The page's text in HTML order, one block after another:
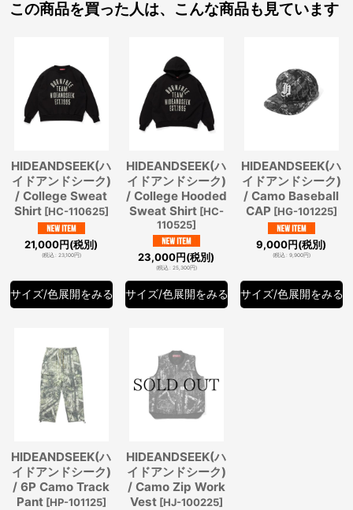
この商品を買った人は、こんな商品も見ています
HIDEANDSEEK(ハ
イドアンドシーク)
/ College Sweat
Shirt [HC-110625]
21,000円(税別)
(税込: 23,100円)
サイズ/色展開をみる
HIDEANDSEEK(ハ
イドアンドシーク)
/ College Hooded
Sweat Shirt [HC-
110525]
23,000円(税別)
(税込: 25,300円)
サイズ/色展開をみる
HIDEANDSEEK(ハ
イドアンドシーク)
/ Camo Baseball
CAP [HG-101225]
9,000円(税別)
(税込: 9,900円)
サイズ/色展開をみる
HIDEANDSEEK(ハ
イドアンドシーク)
/ 6P Camo Track
Pant [HP-101125]
HIDEANDSEEK(ハ
イドアンドシーク)
/ Camo Zip Work
Vest [HJ-100225]